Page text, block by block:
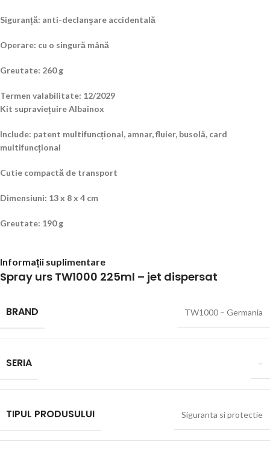
Siguranță: anti-declanșare accidentală
Operare: cu o singură mână
Greutate: 260 g
Termen valabilitate: 12/2029
Kit supraviețuire Albainox
Include: patent multifuncțional, amnar, fluier, busolă, card
multifuncțional
Cutie compactă de transport
Dimensiuni: 13 x 8 x 4 cm
Greutate: 190 g
Informații suplimentare
Spray urs TW1000 225ml – jet dispersat
BRAND TW1000 – Germania
SERIA –
TIPUL PRODUSULUI Siguranta si protectie